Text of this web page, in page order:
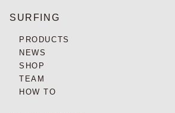
SURFING
PRODUCTS
NEWS
SHOP
TEAM
HOW TO